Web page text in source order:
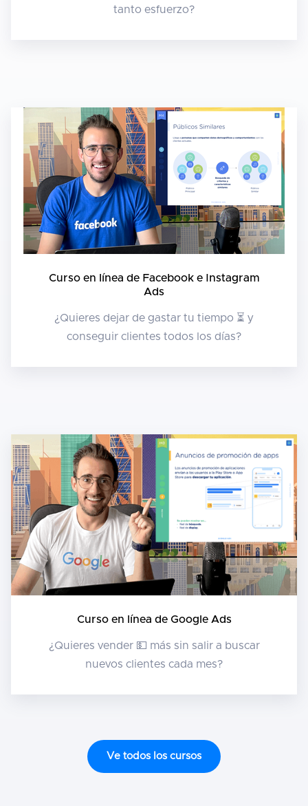
tanto esfuerzo?
Curso en línea de Facebook e Instagram
Ads
¿Quieres dejar de gastar tu tiempo ⏳ y
conseguir clientes todos los días?
Curso en línea de Google Ads
¿Quieres vender 💵 más sin salir a buscar
nuevos clientes cada mes?
Ve todos los cursos